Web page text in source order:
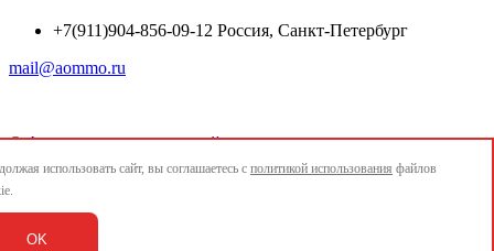
+7(911)904-856-09-12 Россия, Санкт-Петербург
mail@aommo.ru
© Ассоциация организаций по реализации национальных
проектов и достижению национальных целей развития
mail@aommo.ru
использовать сайт, вы соглашаетесь с политикой использования файлов
OK